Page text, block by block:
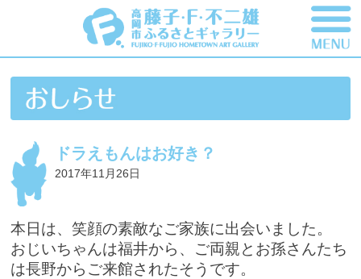
ドラえもんはお好き？
2017年11月26日
本日は、笑顔の素敵なご家族に出会いました。
おじいちゃんは福井から、ご両親とお孫さんたち
は長野から ご来館されたそうです。